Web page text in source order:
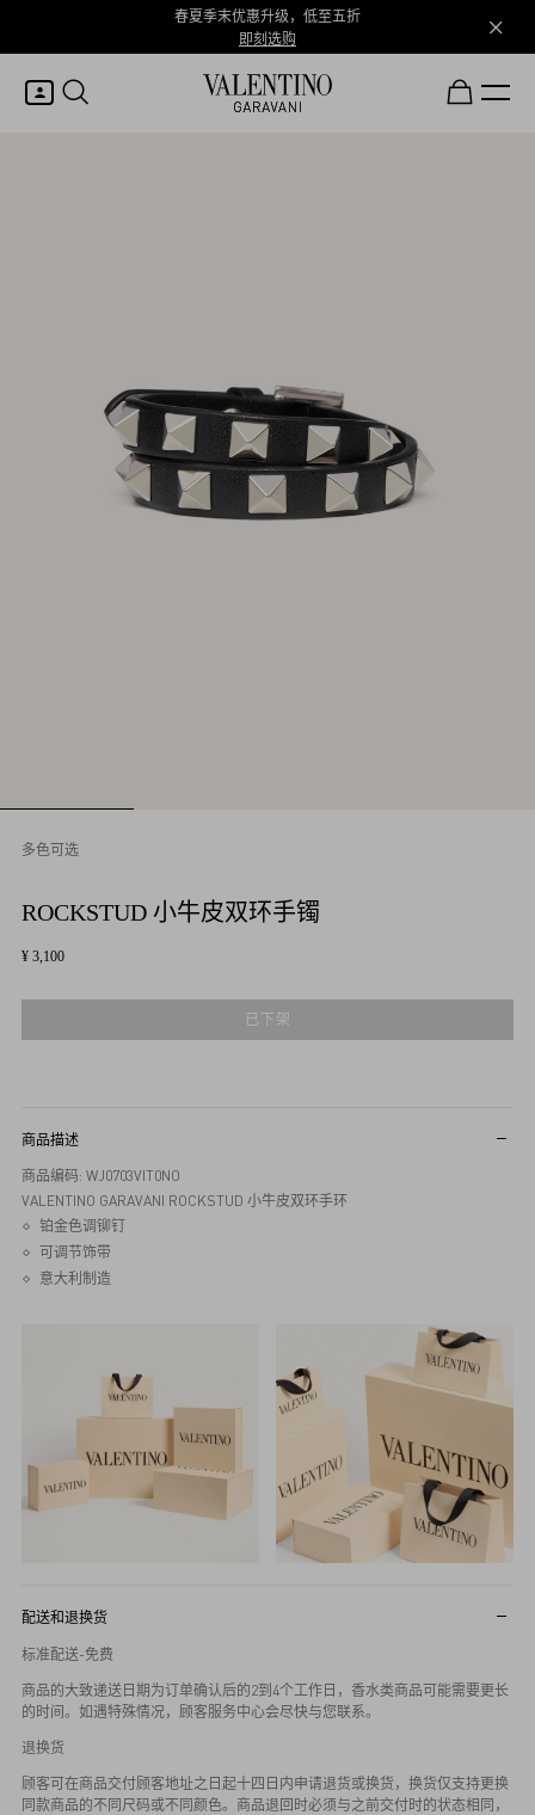
春夏季末优惠升级，低至五折
即刻选购
多色可选
ROCKSTUD 小牛皮双环手镯
¥ 3,100
已下架
商品描述
商品编码: WJ0703VIT0NO
VALENTINO GARAVANI ROCKSTUD 小牛皮双环手环
铂金色调铆钉
可调节饰带
意大利制造
配送和退换货
标准配送-免费
商品的大致递送日期为订单确认后的2到4个工作日，香水类商品可能需要更长
的时间。如遇特殊情况，顾客服务中心会尽快与您联系。
退换货
顾客可在商品交付顾客地址之日起十四日内申请退货或换货，换货仅支持更换
同款商品的不同尺码或不同颜色。商品退回时必须与之前交付时的状态相同，